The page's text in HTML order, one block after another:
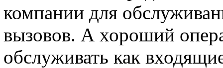
компании для
вызовов. А хороший
обслуживать как